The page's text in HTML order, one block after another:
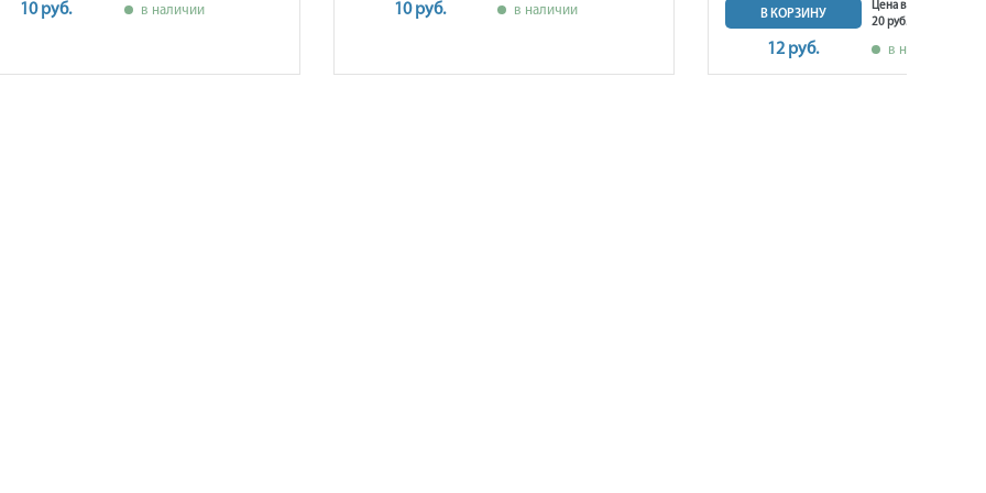
10 руб. в наличии 10 руб. в наличии В КОРЗИНУ
12 руб.
Цена в розничном
20 руб.
в наличии